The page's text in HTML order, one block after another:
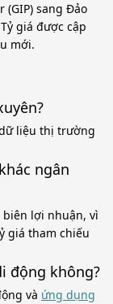
sang Đảo
giá được cập
mới.
liệu thị trường
ngân
biên lợi nhuận, vì
giá tham chiếu
động không?
và ứng dụng